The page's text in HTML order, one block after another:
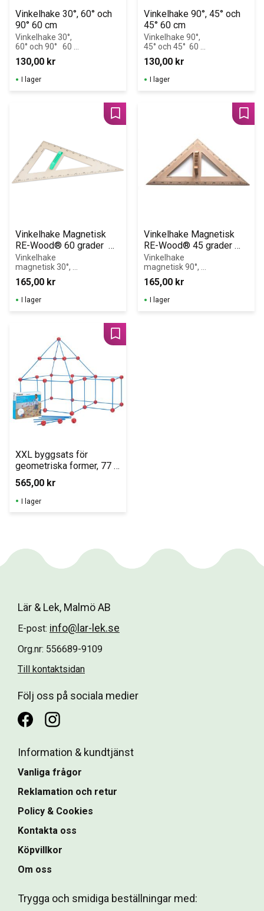
Vinkelhake 30°, 60° och
90° 60 cm
Vinkelhake 30°,
60° och 90°   60
cm RE-Plastic
(återvunnen
plast)
130,00 kr
I lager
Vinkelhake 90°, 45° och
45° 60 cm
Vinkelhake 90°,
45° och 45°  60
cm RE-Plastic
(återvunnen
plast)
130,00 kr
I lager
Vinkelhake Magnetisk
RE-Wood® 60 grader
60cm
Vinkelhake
magnetisk 30°,
60° och 90°   60
cm
165,00 kr
Lägg till i favoriter
I lager
Vinkelhake Magnetisk
RE-Wood® 45 grader
60cm
Vinkelhake
magnetisk 90°,
45° och 45° 60
cm.
165,00 kr
I lager
XXL byggsats för
geometriska former, 77
delar
565,00 kr
Lägg till i favoriter
I lager
Lär & Lek, Malmö AB
E-post: info@lar-lek.se
Org.nr: 556689-9109
Till kontaktsidan
Följ oss på sociala medier
Information & kundtjänst
Vanliga frågor
Reklamation och retur
Policy & Cookies
Kontakta oss
Köpvillkor
Om oss
Trygga och smidiga beställningar med: